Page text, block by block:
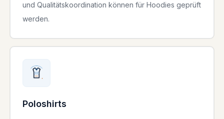
und Qualitätskoordination können für Hoodies geprüft
werden.
Poloshirts